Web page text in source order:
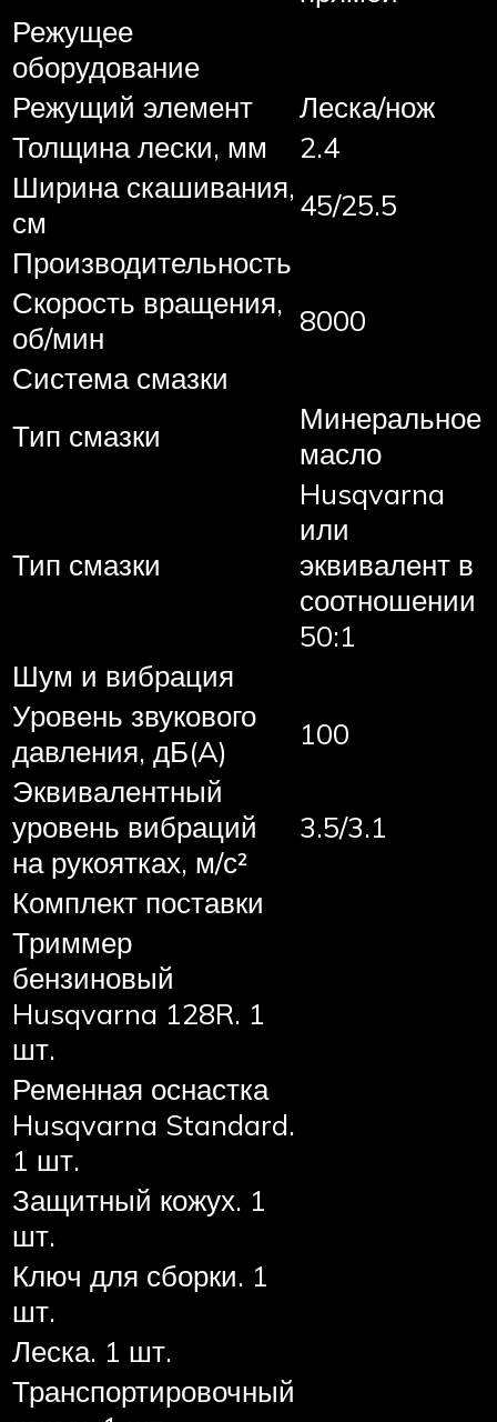
Режущее
оборудование
Режущий элемент
Леска/нож
Толщина лески, мм
2.4
Ширина скашивания,
см
45/25.5
Производительность
Скорость вращения,
об/мин
8000
Система смазки
Тип смазки
Минеральное
масло
Тип смазки
Husqvarna
или
эквивалент в
соотношении
50:1
Шум и вибрация
Уровень звукового
давления, дБ(A)
100
Эквивалентный
уровень вибраций
на рукоятках, м/с²
3.5/3.1
Комплект поставки
Триммер
бензиновый
Husqvarna 128R. 1
шт.
Ременная оснастка
Husqvarna Standard.
1 шт.
Защитный кожух. 1
шт.
Ключ для сборки. 1
шт.
Леска. 1 шт.
Транспортировочный